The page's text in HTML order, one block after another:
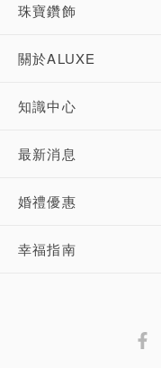
珠寶鑽飾
關於ALUXE
知識中心
最新消息
婚禮優惠
幸福指南